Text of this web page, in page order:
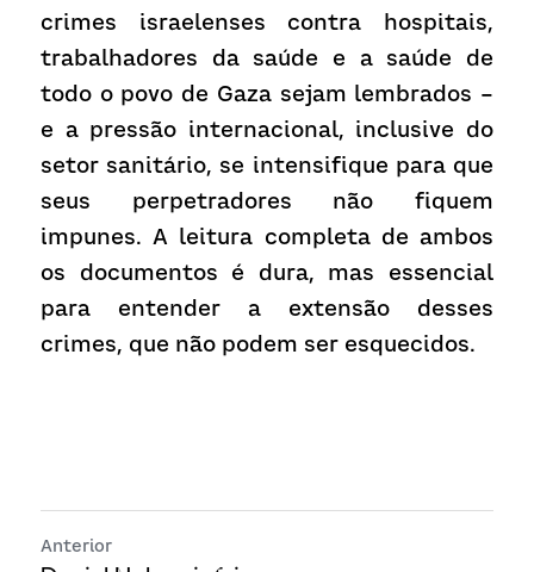
crimes israelenses contra hospitais,
trabalhadores da saúde e a saúde de
todo o povo de Gaza sejam lembrados –
e a pressão internacional, inclusive do
setor sanitário, se intensifique para que
seus perpetradores não fiquem
impunes. A leitura completa de ambos
os documentos é dura, mas essencial
para entender a extensão desses
crimes, que não podem ser esquecidos.
Anterior